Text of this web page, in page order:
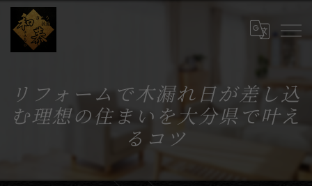
リフォームで木漏れ日が差し込
む理想の住まいを大分県で叶え
るコツ